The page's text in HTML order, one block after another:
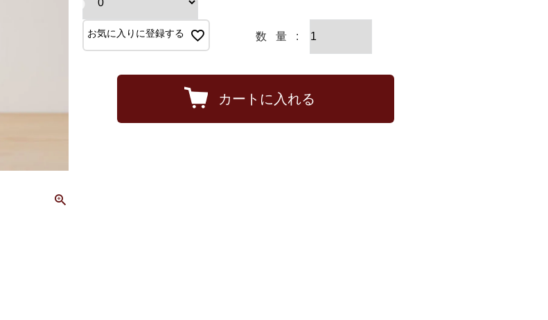
お気に入りに登録する
カートに入れる